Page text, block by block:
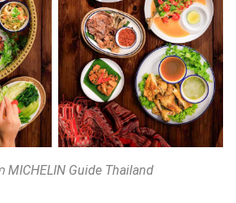
MICHELIN Guide Thailand